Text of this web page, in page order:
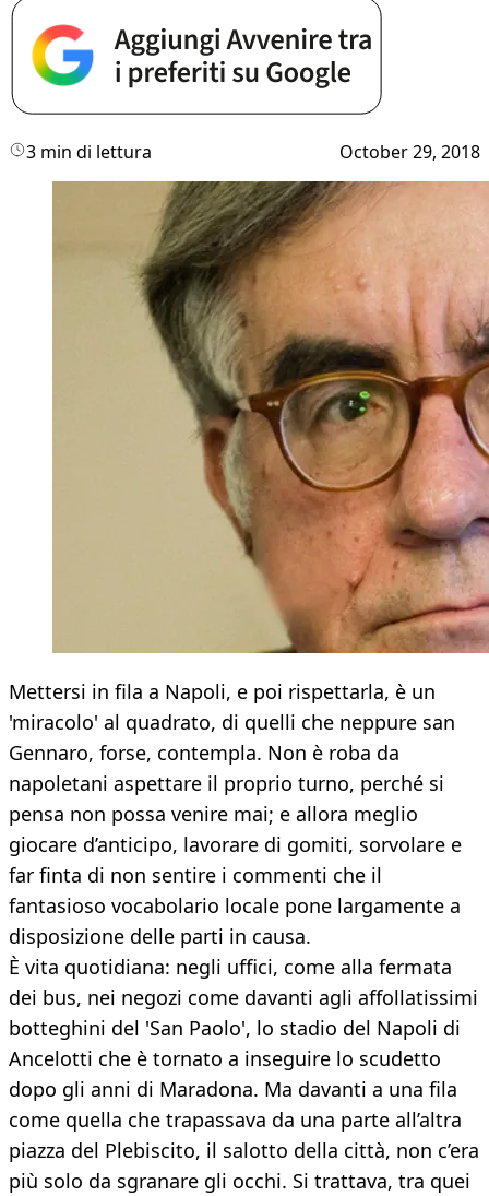
3 min di lettura October 29, 2018
Mettersi in fila a Napoli, e poi rispettarla, è un
'miracolo' al quadrato, di quelli che neppure san
Gennaro, forse, contempla. Non è roba da
napoletani aspettare il proprio turno, perché si
pensa non possa venire mai; e allora meglio
giocare d’anticipo, lavorare di gomiti, sorvolare e
far finta di non sentire i commenti che il
fantasioso vocabolario locale pone largamente a
disposizione delle parti in causa.
È vita quotidiana: negli uffici, come alla fermata
dei bus, nei negozi come davanti agli affollatissimi
botteghini del 'San Paolo', lo stadio del Napoli di
Ancelotti che è tornato a inseguire lo scudetto
dopo gli anni di Maradona. Ma davanti a una fila
come quella che trapassava da una parte all’altra
piazza del Plebiscito, il salotto della città, non c’era
più solo da sgranare gli occhi. Si trattava, tra quei